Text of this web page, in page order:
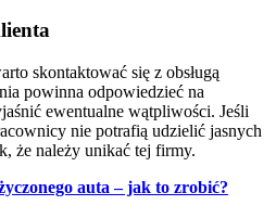
skontaktować się z obsługą
powinna odpowiedzieć na
ewentualne wątpliwości. Jeśli
nie potrafią udzielić jasnych
że należy unikać tej firmy.
auta – jak to zrobić?